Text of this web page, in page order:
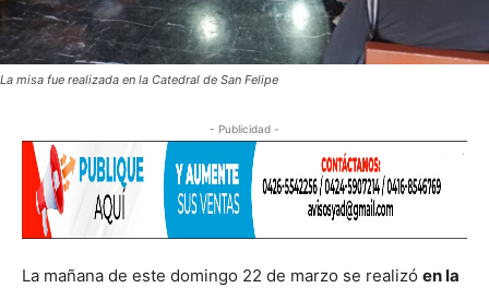
La misa fue realizada en la Catedral de San Felipe
- Publicidad -
La mañana de este domingo 22 de marzo se realizó en la